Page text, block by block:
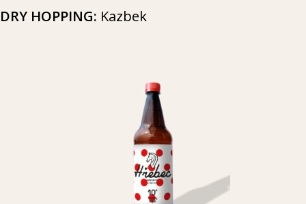
DRY HOPPING: Kazbek